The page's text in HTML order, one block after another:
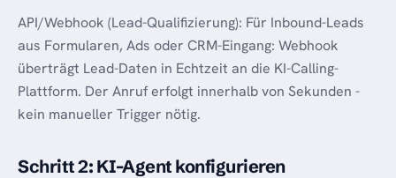
API/Webhook (Lead-Qualifizierung): Für Inbound-Leads
aus Formularen, Ads oder CRM-Eingang: Webhook
überträgt Lead-Daten in Echtzeit an die KI-Calling-
Plattform. Der Anruf erfolgt innerhalb von Sekunden -
kein manueller Trigger nötig.
Schritt 2: KI-Agent konfigurieren